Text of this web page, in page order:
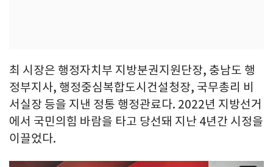
최 시장은 행정자치부 지방분권지원단장, 충남도 행
정부지사, 행정중심복합도시건설청장, 국무총리 비
서실장 등을 지낸 정통 행정관료다. 2022년 지방선거
에서 국민의힘 바람을 타고 당선돼 지난 4년간 시정을
이끌었다.